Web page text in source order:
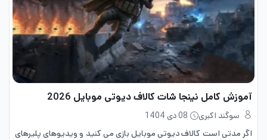
آموزش کامل نینجا شات کالاف دیوتی موبایل 2026
سوگند اکبری
08 دی 1404
اگر مدتی است کالاف دیوتی موبایل بازی می کنید و ویدیوهای پلیرهای